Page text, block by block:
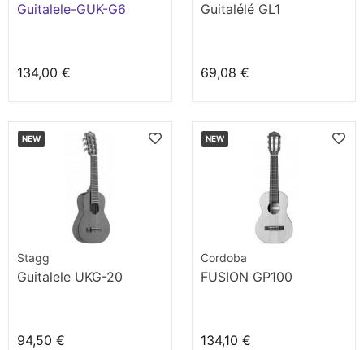
Guitalele-GUK-G6
134,00 €
Guitalélé GL1
69,08 €
NEW
Stagg
Guitalele UKG-20
94,50 €
NEW
Cordoba
FUSION GP100
134,10 €